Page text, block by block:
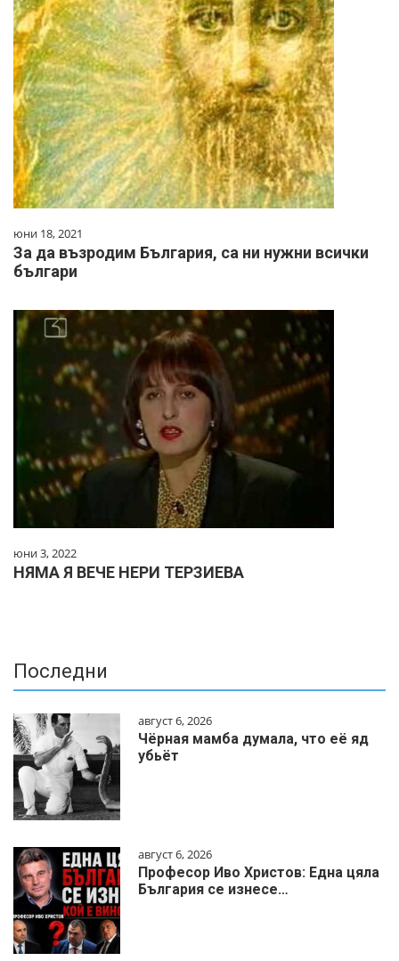
юни 18, 2021
За да възродим България, са ни нужни всички
българи
юни 3, 2022
НЯМА Я ВЕЧЕ НЕРИ ТЕРЗИЕВА
Последни
август 6, 2026
Чёрная мамба думала, что её яд
убьёт
август 6, 2026
Професор Иво Христов: Една цяла
България се изнесе…